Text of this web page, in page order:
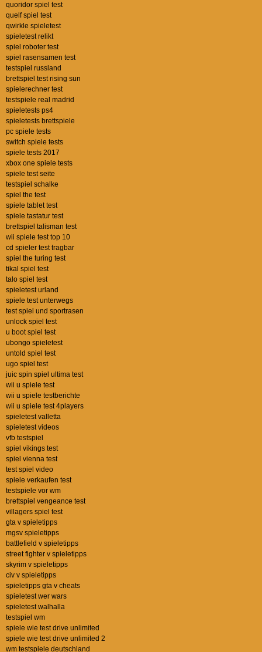
quoridor spiel test
quelf spiel test
qwirkle spieletest
spieletest relikt
spiel roboter test
spiel rasensamen test
testspiel russland
brettspiel test rising sun
spielerechner test
testspiele real madrid
spieletests ps4
spieletests brettspiele
pc spiele tests
switch spiele tests
spiele tests 2017
xbox one spiele tests
spiele test seite
testspiel schalke
spiel the test
spiele tablet test
spiele tastatur test
brettspiel talisman test
wii spiele test top 10
cd spieler test tragbar
spiel the turing test
tikal spiel test
talo spiel test
spieletest urland
spiele test unterwegs
test spiel und sportrasen
unlock spiel test
u boot spiel test
ubongo spieletest
untold spiel test
ugo spiel test
juic spin spiel ultima test
wii u spiele test
wii u spiele testberichte
wii u spiele test 4players
spieletest valletta
spieletest videos
vfb testspiel
spiel vikings test
spiel vienna test
test spiel video
spiele verkaufen test
testspiele vor wm
brettspiel vengeance test
villagers spiel test
gta v spieletipps
mgsv spieletipps
battlefield v spieletipps
street fighter v spieletipps
skyrim v spieletipps
civ v spieletipps
spieletipps gta v cheats
spieletest wer wars
spieletest walhalla
testspiel wm
spiele wie test drive unlimited
spiele wie test drive unlimited 2
wm testspiele deutschland